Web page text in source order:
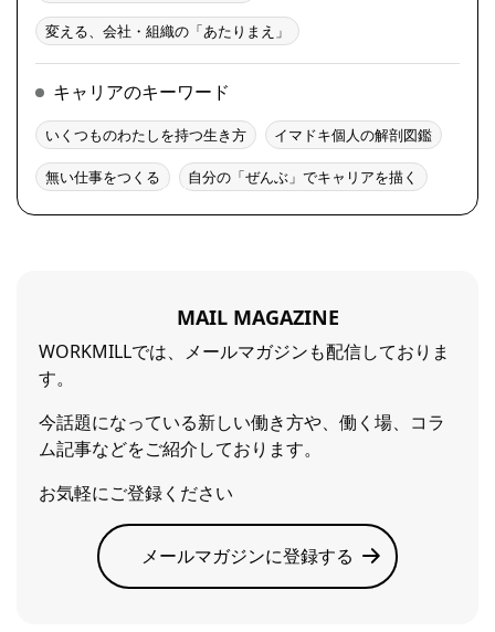
変える、会社・組織の「あたりまえ」
キャリアのキーワード
いくつものわたしを持つ生き方 イマドキ個人の解剖図鑑
無い仕事をつくる 自分の「ぜんぶ」でキャリアを描く
MAIL MAGAZINE
WORKMILLでは、メールマガジンも配信しておりま
す。
今話題になっている新しい働き方や、働く場、コラ
ム記事などをご紹介しております。
お気軽にご登録ください
メールマガジンに登録する